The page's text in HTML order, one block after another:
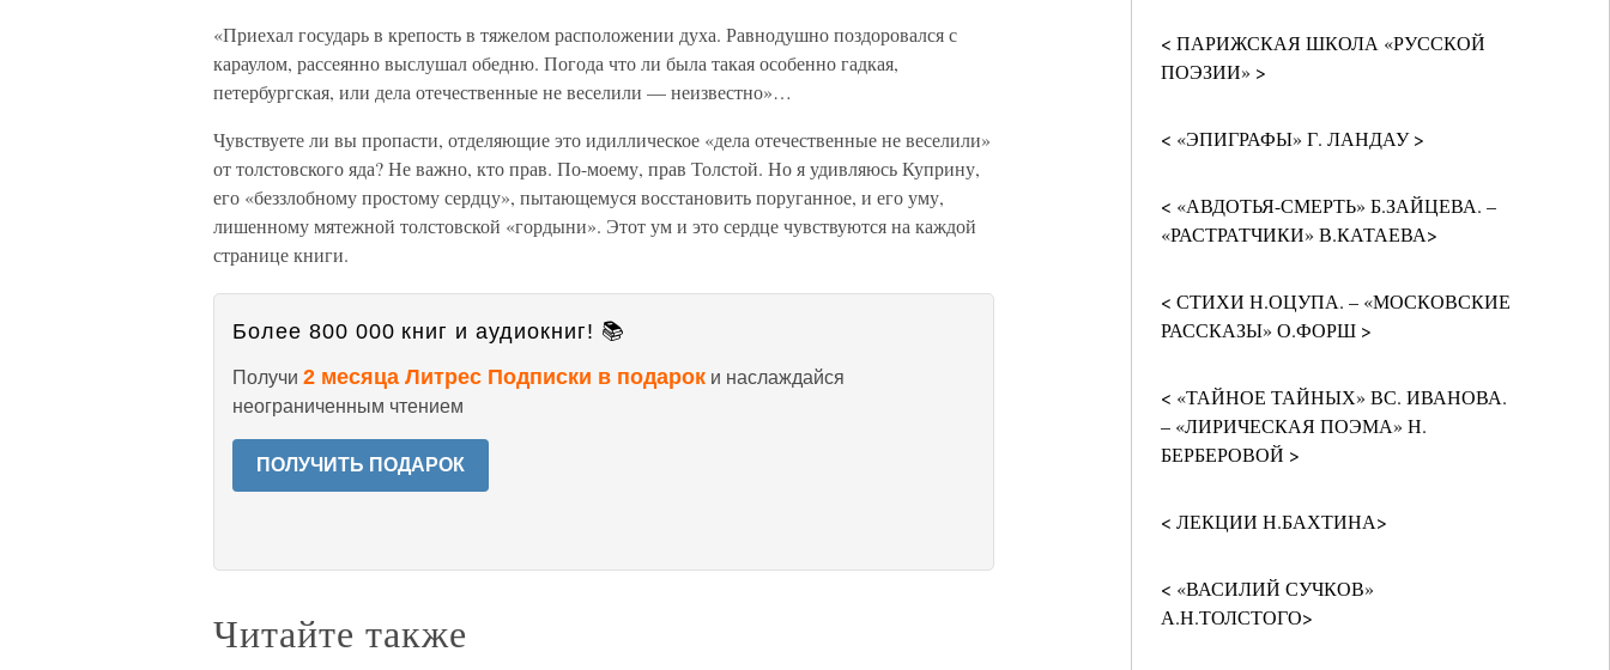
< ПАРИЖСКАЯ ШКОЛА «РУССКОЙ
ПОЭЗИИ» >
< «ЭПИГРАФЫ» Г. ЛАНДАУ >
< «АВДОТЬЯ-СМЕРТЬ» Б.ЗАЙЦЕВА. –
«РАСТРАТЧИКИ» В.КАТАЕВА>
< СТИХИ Н.ОЦУПА. – «МОСКОВСКИЕ
РАССКАЗЫ» О.ФОРШ >
< «ТАЙНОЕ ТАЙНЫХ» ВС. ИВАНОВА.
– «ЛИРИЧЕСКАЯ ПОЭМА» Н.
БЕРБЕРОВОЙ >
< ЛЕКЦИИ Н.БАХТИНА>
< «ВАСИЛИЙ СУЧКОВ»
А.Н.ТОЛСТОГО>
«Приехал государь в крепость в тяжелом расположении духа. Равнодушно поздоровался с
караулом, рассеянно выслушал обедню. Погода что ли была такая особенно гадкая,
петербургская, или дела отечественные не веселили — неизвестно»…
Чувствуете ли вы пропасти, отделяющие это идиллическое «дела отечественные не веселили»
от толстовского яда? Не важно, кто прав. По-моему, прав Толстой. Но я удивляюсь Куприну,
его «беззлобному простому сердцу», пытающемуся восстановить поруганное, и его уму,
лишенному мятежной толстовской «гордыни». Этот ум и это сердце чувствуются на каждой
странице книги.
Более 800 000 книг и аудиокниг! 📚
Получи 2 месяца Литрес Подписки в подарок и наслаждайся
неограниченным чтением
ПОЛУЧИТЬ ПОДАРОК
Читайте также